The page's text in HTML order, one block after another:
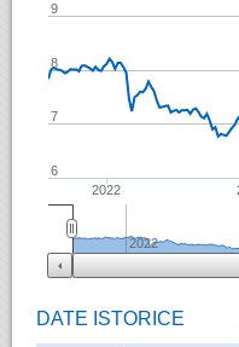
2022
6
7
8
9
2022
DATE ISTORICE